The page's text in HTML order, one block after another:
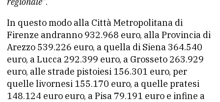
In questo modo alla Città Metropolitana di
Firenze andranno 932.968 euro, alla Provincia di
Arezzo 539.226 euro, a quella di Siena 364.540
euro, a Lucca 292.399 euro, a Grosseto 263.929
euro, alle strade pistoiesi 156.301 euro, per
quelle livornesi 155.170 euro, a quelle pratesi
148.124 euro euro, a Pisa 79.191 euro e infine a